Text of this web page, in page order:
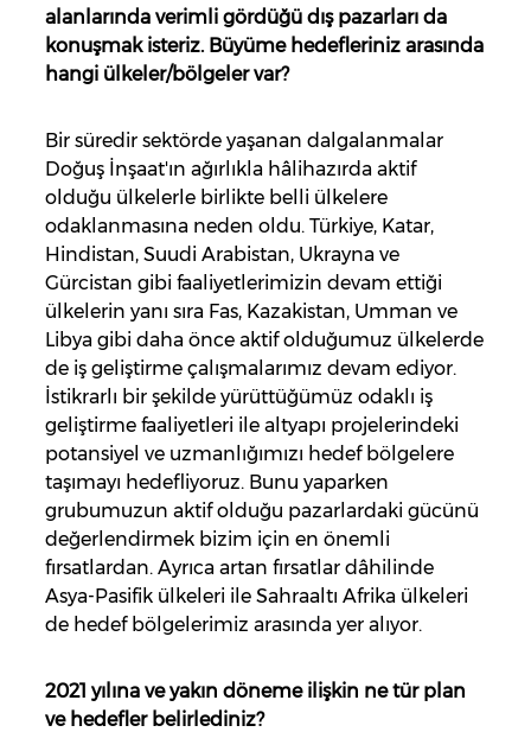
alanlarında verimli gördüğü dış pazarları da
konuşmak isteriz. Büyüme hedefleriniz arasında
hangi ülkeler/bölgeler var?
Bir süredir sektörde yaşanan dalgalanmalar
Doğuş İnşaat'ın ağırlıkla hâlihazırda aktif
olduğu ülkelerle birlikte belli ülkelere
odaklanmasına neden oldu. Türkiye, Katar,
Hindistan, Suudi Arabistan, Ukrayna ve
Gürcistan gibi faaliyetlerimizin devam ettiği
ülkelerin yanı sıra Fas, Kazakistan, Umman ve
Libya gibi daha önce aktif olduğumuz ülkelerde
de iş geliştirme çalışmalarımız devam ediyor.
İstikrarlı bir şekilde yürüttüğümüz odaklı iş
geliştirme faaliyetleri ile altyapı projelerindeki
potansiyel ve uzmanlığımızı hedef bölgelere
taşımayı hedefliyoruz. Bunu yaparken
grubumuzun aktif olduğu pazarlardaki gücünü
değerlendirmek bizim için en önemli
fırsatlardan. Ayrıca artan fırsatlar dâhilinde
Asya-Pasifik ülkeleri ile Sahraaltı Afrika ülkeleri
de hedef bölgelerimiz arasında yer alıyor.
2021 yılına ve yakın döneme ilişkin ne tür plan
ve hedefler belirlediniz?